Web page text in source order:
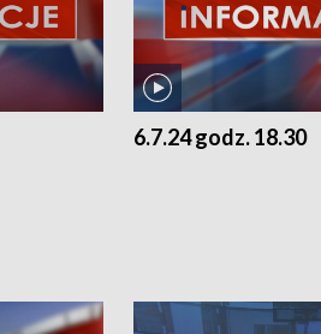
6.7.24 godz. 18.30